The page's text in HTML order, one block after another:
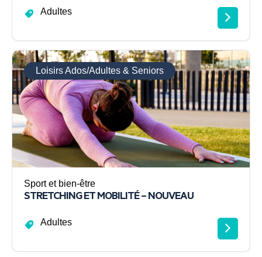
Adultes
Loisirs Ados/Adultes & Seniors
Sport et bien-être
STRETCHING ET MOBILITÉ – NOUVEAU
Adultes